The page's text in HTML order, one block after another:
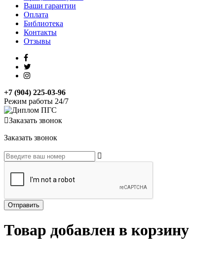
Ваши гарантии
Оплата
Библиотека
Контакты
Отзывы
+7 (904) 225-03-96
Режим работы 24/7
Заказать звонок
Заказать звонок
Товар добавлен в корзину